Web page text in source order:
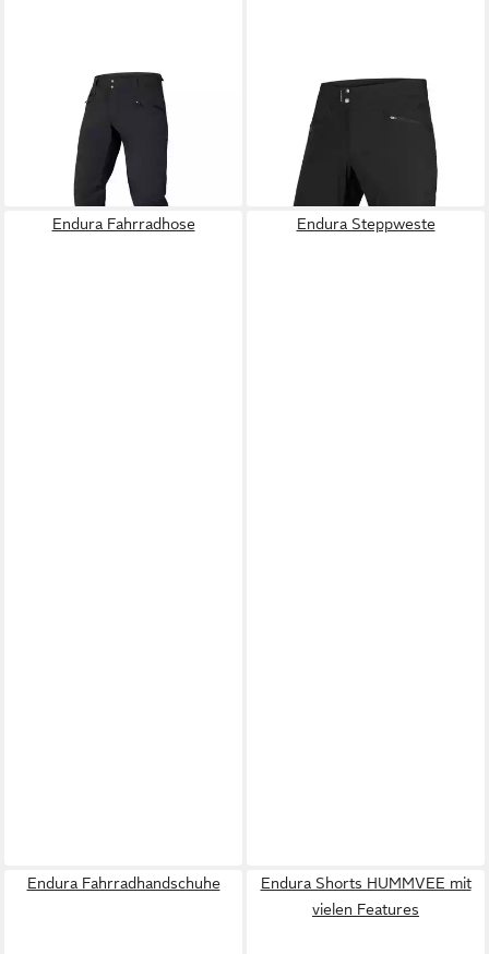
Trainingshose (1-tlg)
mit großen Stretchpaneelen
110,00 €
ENDURA
Shorts mit
Gürtelschlaufen
ab 89,99 €
Endura Fahrradhose Endura Steppweste
Endura Fahrradhandschuhe
Endura Shorts HUMMVEE mit
vielen Features